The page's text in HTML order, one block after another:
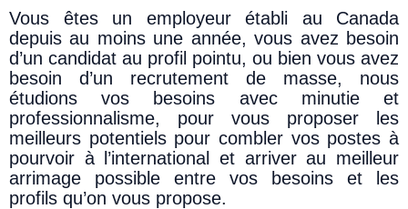
Vous êtes un employeur établi au Canada
depuis au moins une année, vous avez besoin
d’un candidat au profil pointu, ou bien vous avez
besoin d’un recrutement de masse, nous
étudions vos besoins avec minutie et
professionnalisme, pour vous proposer les
meilleurs potentiels pour combler vos postes à
pourvoir à l’international et arriver au meilleur
arrimage possible entre vos besoins et les
profils qu’on vous propose.